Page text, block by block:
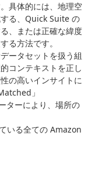
具体的には、地理空
る、Quick Suite の
、または正確な緯度
る方法です。
ータセットを扱う組
コンテキストを正し
の高いインサイトに
」
ターにより、場所の
いる全ての Amazon